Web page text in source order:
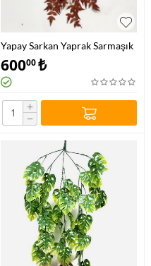
Yapay Sarkan Yaprak Sarmaşık
60000₺
+
−